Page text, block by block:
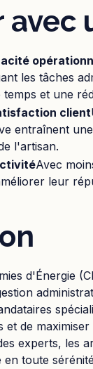
les tâches
et une
client
entraînent
l'artisan.
Avec
leur
d'Énergie
de
experts, les
toute